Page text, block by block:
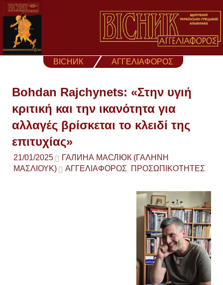
Skip
content
ВІСНИК ΑΓΓΕΛΙΑΦΟΡΟΣ
Bohdan Rajchynets: «Στην υγιή
κριτική και την ικανότητα για
αλλαγές βρίσκεται το κλειδί της
επιτυχίας»
21/01/2025
ГАЛИНА МАСЛЮК (ΓΑΛΉΝΗ
ΜΑΣΛΙΟΎΚ)
ΑΓΓΕΛΙΑΦΟΡΟΣ ΠΡΟΣΩΠΙΚΟΤΗΤΕΣ